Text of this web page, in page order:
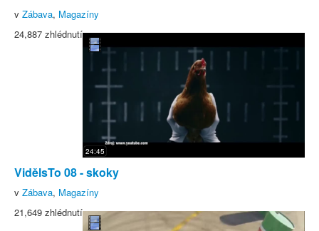
v Zábava, Magazíny
24,887 zhlédnutí
24:45
VidělsTo 08 - skoky
v Zábava, Magazíny
21,649 zhlédnutí